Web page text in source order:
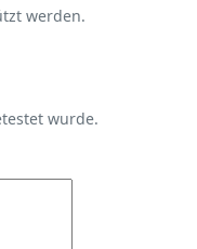
werden.
wurde.